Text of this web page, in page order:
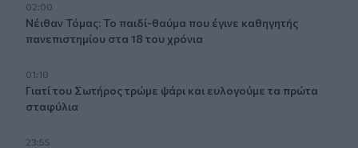
02:00
Νέιθαν Τόμας: Το παιδί-θαύμα που έγινε καθηγητής
πανεπιστημίου στα 18 του χρόνια
01:10
Γιατί του Σωτήρος τρώμε ψάρι και ευλογούμε τα πρώτα
σταφύλια
23:55